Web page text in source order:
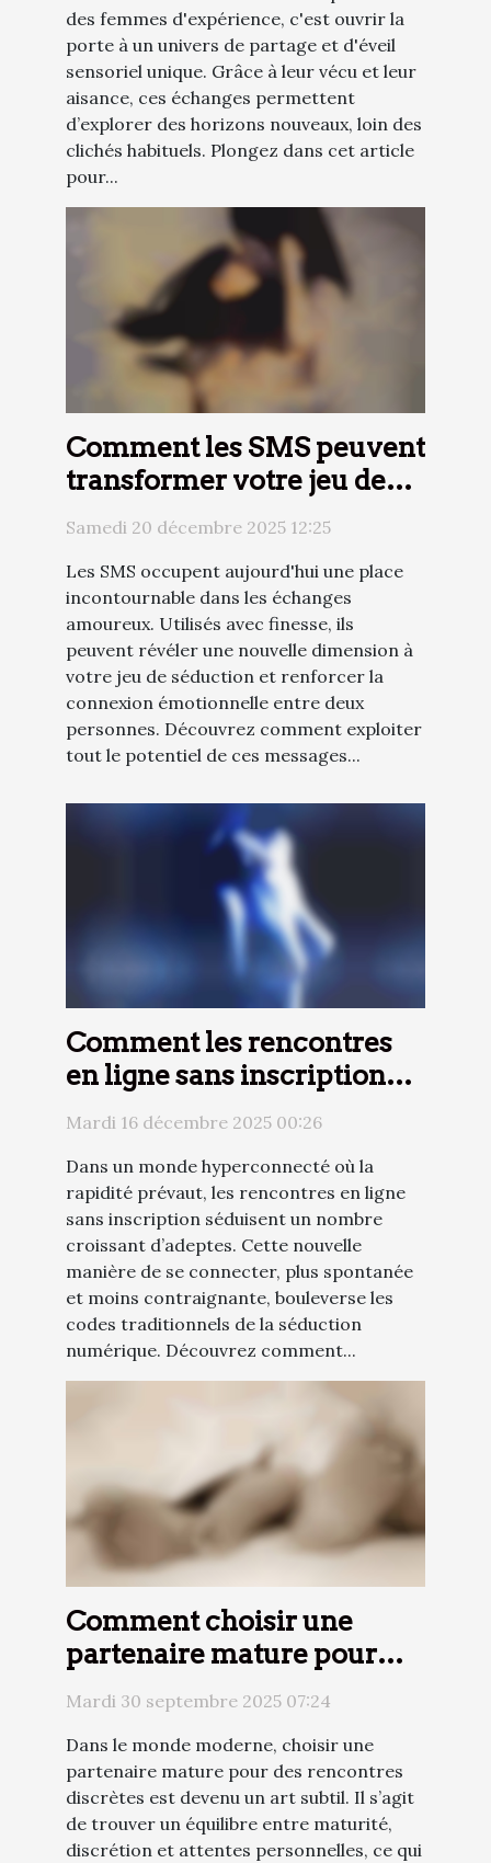
des femmes d'expérience, c'est ouvrir la
porte à un univers de partage et d'éveil
sensoriel unique. Grâce à leur vécu et leur
aisance, ces échanges permettent
d’explorer des horizons nouveaux, loin des
clichés habituels. Plongez dans cet article
pour...
Comment les SMS peuvent
transformer votre jeu de
séduction ?
Samedi 20 décembre 2025 12:25
Les SMS occupent aujourd'hui une place
incontournable dans les échanges
amoureux. Utilisés avec finesse, ils
peuvent révéler une nouvelle dimension à
votre jeu de séduction et renforcer la
connexion émotionnelle entre deux
personnes. Découvrez comment exploiter
tout le potentiel de ces messages...
Comment les rencontres
en ligne sans inscription
révolutionnent-elles la
Mardi 16 décembre 2025 00:26
Dans un monde hyperconnecté où la
rapidité prévaut, les rencontres en ligne
sans inscription séduisent un nombre
croissant d’adeptes. Cette nouvelle
manière de se connecter, plus spontanée
et moins contraignante, bouleverse les
codes traditionnels de la séduction
numérique. Découvrez comment...
Comment choisir une
partenaire mature pour
des rencontres discrètes ?
Mardi 30 septembre 2025 07:24
Dans le monde moderne, choisir une
partenaire mature pour des rencontres
discrètes est devenu un art subtil. Il s’agit
de trouver un équilibre entre maturité,
discrétion et attentes personnelles, ce qui